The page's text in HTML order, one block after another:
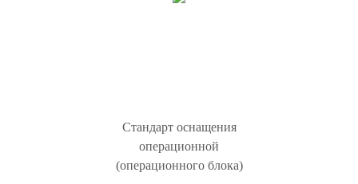
Стандарт оснащения
операционной
(операционного блока)